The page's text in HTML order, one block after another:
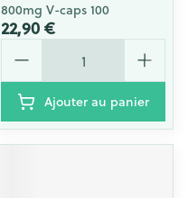
800mg V-caps 100
22,90 €
Quantité
Ajouter au panier